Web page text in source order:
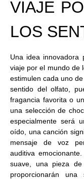
VIAJE
LOS
Una idea innovadora
viaje por el mundo de
estimulen cada uno
sentido del olfato,
fragancia favorita o
una selección de
especialmente será
oído, una canción
mensaje de voz
auditiva
suave, una pieza
proporcionarán una